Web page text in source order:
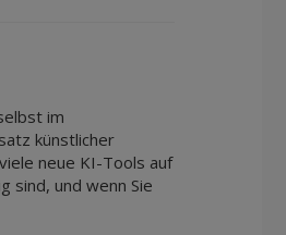
im
künstlicher
neue KI-Tools auf
sind, und wenn Sie